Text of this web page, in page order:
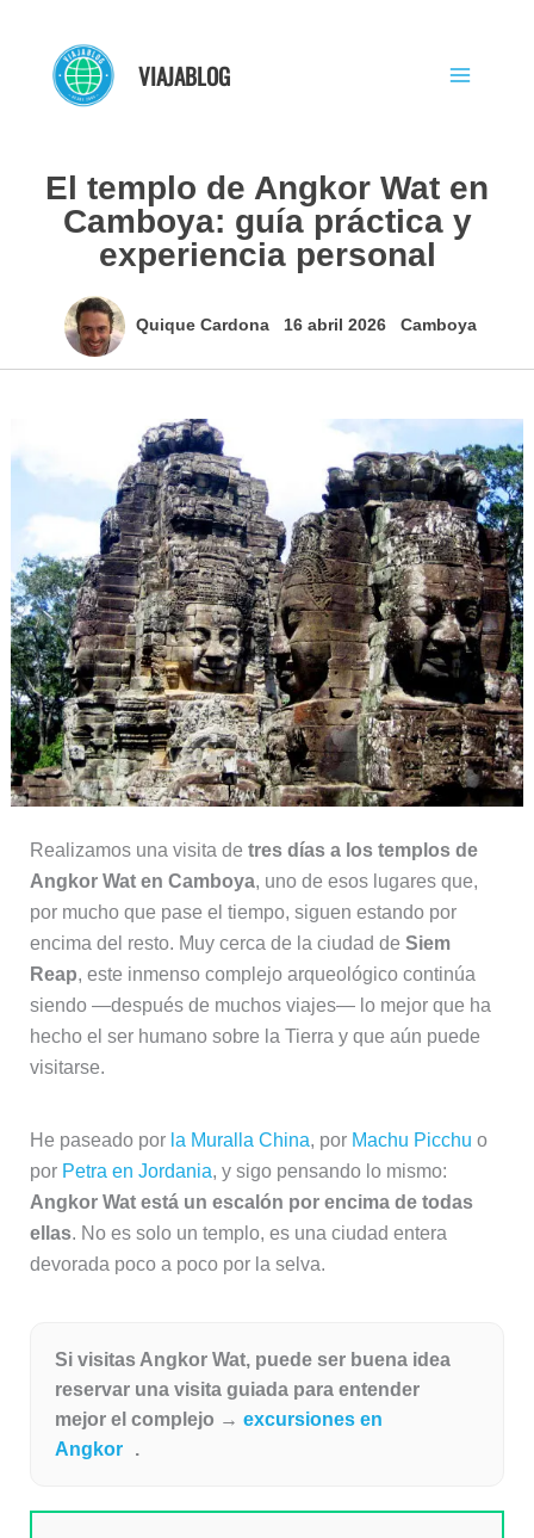
contenido
VIAJABLOG
El templo de Angkor Wat en
Camboya: guía práctica y
experiencia personal
Quique Cardona 16 abril 2026 Camboya
Realizamos una visita de tres días a los templos de
Angkor Wat en Camboya, uno de esos lugares que,
por mucho que pase el tiempo, siguen estando por
encima del resto. Muy cerca de la ciudad de Siem
Reap, este inmenso complejo arqueológico continúa
siendo —después de muchos viajes— lo mejor que ha
hecho el ser humano sobre la Tierra y que aún puede
visitarse.
He paseado por la Muralla China, por Machu Picchu o
por Petra en Jordania, y sigo pensando lo mismo:
Angkor Wat está un escalón por encima de todas
ellas. No es solo un templo, es una ciudad entera
devorada poco a poco por la selva.
Si visitas Angkor Wat, puede ser buena idea
reservar una visita guiada para entender
mejor el complejo → excursiones en
Angkor
.